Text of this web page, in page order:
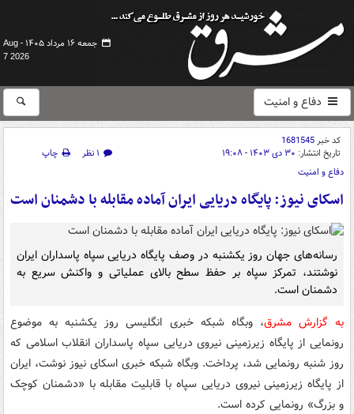
جمعه ۱۶ مرداد ۱۴۰۵ -
Aug
7 2026
دفاع و امنیت
کد خبر1681545
تاریخ انتشار: ۳۰ دی ۱۴۰۳ - ۱۹:۰۸ ۱ نظر
چاپ
دفاع و امنیت
اسکای نیوز: پایگاه دریایی ایران آماده مقابله با دشمنان است
رسانه‌های جهان روز یکشنبه در وصف پایگاه دریایی سپاه پاسداران ایران
نوشتند، تمرکز سپاه بر حفظ سطح بالای عملیاتی و واکنش سریع به
دشمنان است.
به گزارش مشرق، وبگاه شبکه خبری انگلیسی روز یکشنبه به موضوع
رونمایی از پایگاه زیرزمینی نیروی دریایی سپاه پاسداران انقلاب اسلامی که
روز شنبه رونمایی شد، پرداخت. وبگاه شبکه خبری اسکای نیوز نوشت، ایران
از پایگاه زیرزمینی نیروی دریایی سپاه با قابلیت مقابله با «دشمنان کوچک
و بزرگ» رونمایی کرده است.